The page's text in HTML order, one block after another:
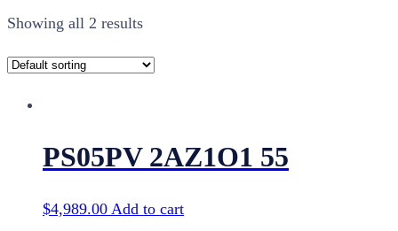
Showing all 2 results
PS05PV 2AZ1O1 55
$4,989.00 Add to cart